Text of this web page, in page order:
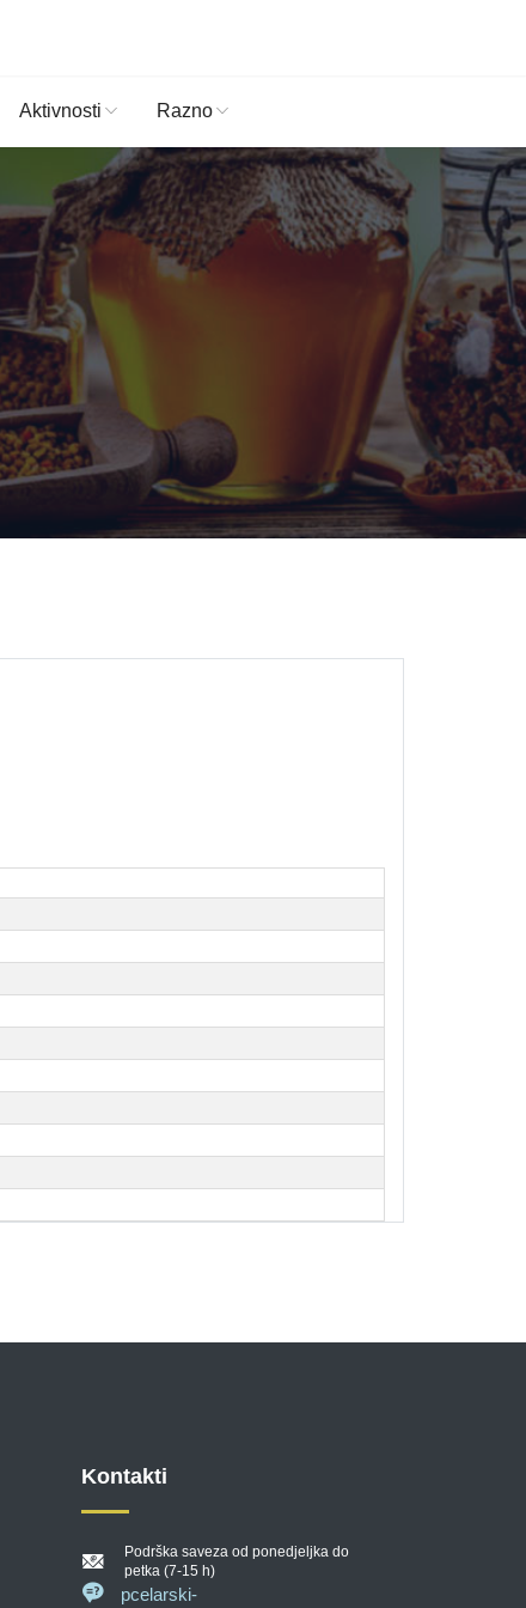
Aktivnosti Razno
Kontakti
Podrška saveza od ponedjeljka do
petka (7-15 h)
pcelarski-